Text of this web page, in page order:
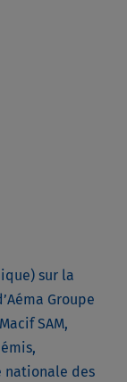
sur la
Groupe
SAM,
nationale des